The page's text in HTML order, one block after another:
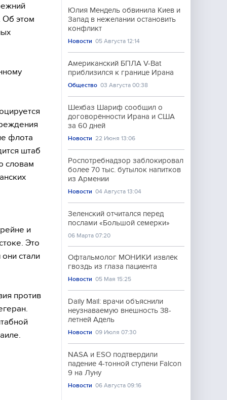
Об этом
флота
штаб
словам
и
Это
стали
против
Юлия Мендель обвинила Киев и
Запад в нежелании остановить
конфликт
Новости 05 Августа 12:14
Американский БПЛА V-Bat
приблизился к границе Ирана
Общество 03 Августа 00:38
Шехбаз Шариф сообщил о
договорённости Ирана и США
за 60 дней
Новости 22 Июня 13:06
Роспотребнадзор заблокировал
более 70 тыс. бутылок напитков
из Армении
Новости 04 Августа 13:04
Зеленский отчитался перед
послами «Большой семерки»
06 Марта 07:20
Офтальмолог МОНИКИ извлёк
гвоздь из глаза пациента
Новости 05 Мая 15:25
Daily Mail: врачи объяснили
неузнаваемую внешность 38-
летней Адель
Новости 09 Июля 07:30
NASA и ESO подтвердили
падение 4-тонной ступени Falcon
9 на Луну
Новости 06 Августа 09:16